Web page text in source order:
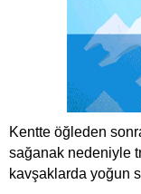
Kentte öğleden
sağanak nedeniyle
kavşaklarda yoğun